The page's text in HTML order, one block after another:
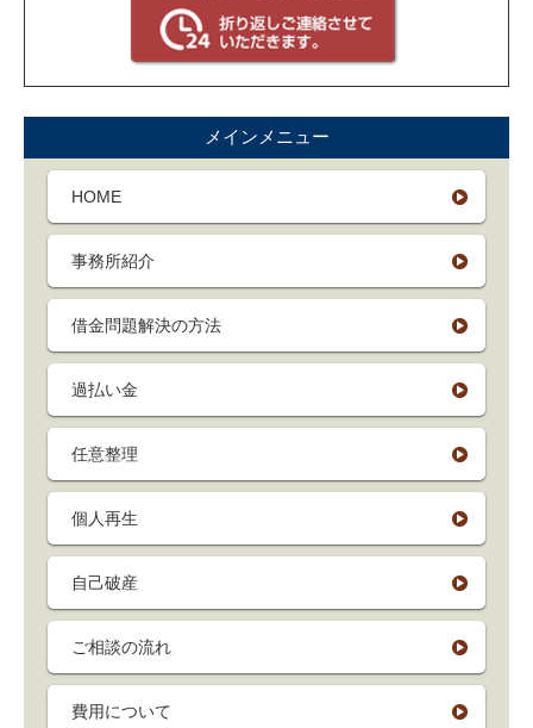
メインメニュー
HOME
事務所紹介
借金問題解決の方法
過払い金
任意整理
個人再生
自己破産
ご相談の流れ
費用について